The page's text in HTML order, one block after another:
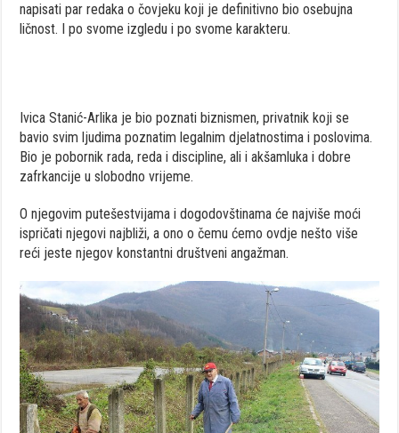
napisati par redaka o čovjeku koji je definitivno bio osebujna
ličnost. I po svome izgledu i po svome karakteru.
Ivica Stanić-Arlika je bio poznati biznismen, privatnik koji se
bavio svim ljudima poznatim legalnim djelatnostima i poslovima.
Bio je pobornik rada, reda i discipline, ali i akšamluka i dobre
zafrkancije u slobodno vrijeme.
O njegovim putešestvijama i dogodovštinama će najviše moći
ispričati njegovi najbliži, a ono o čemu ćemo ovdje nešto više
reći jeste njegov konstantni društveni angažman.